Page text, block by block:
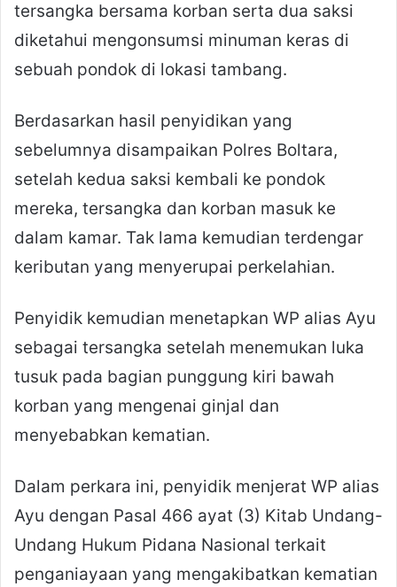
tersangka bersama korban serta dua saksi
diketahui mengonsumsi minuman keras di
sebuah pondok di lokasi tambang.
Berdasarkan hasil penyidikan yang
sebelumnya disampaikan Polres Boltara,
setelah kedua saksi kembali ke pondok
mereka, tersangka dan korban masuk ke
dalam kamar. Tak lama kemudian terdengar
keributan yang menyerupai perkelahian.
Penyidik kemudian menetapkan WP alias Ayu
sebagai tersangka setelah menemukan luka
tusuk pada bagian punggung kiri bawah
korban yang mengenai ginjal dan
menyebabkan kematian.
Dalam perkara ini, penyidik menjerat WP alias
Ayu dengan Pasal 466 ayat (3) Kitab Undang-
Undang Hukum Pidana Nasional terkait
penganiayaan yang mengakibatkan kematian